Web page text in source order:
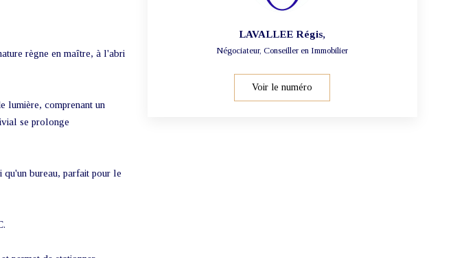
règne en maître, à l'abri
lumière, comprenant un
se prolonge
bureau, parfait pour le
LAVALLEE Régis,
Négociateur, Conseiller en Immobilier
Voir le numéro